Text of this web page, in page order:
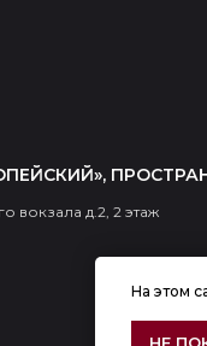
вокзала д.2, 2 этаж
На этом
НЕ